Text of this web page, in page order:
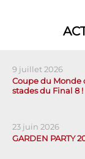
9 juillet 2026
Coupe du Monde
stades du Final 8 !
23 juin 2026
GARDEN PARTY